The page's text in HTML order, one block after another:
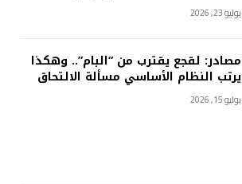
يوليو 23, 2026
مصادر: لقجع يقترب من “البام”.. وهكذا
يرتب النظام الأساسي مسألة الالتحاق
يوليو 15, 2026